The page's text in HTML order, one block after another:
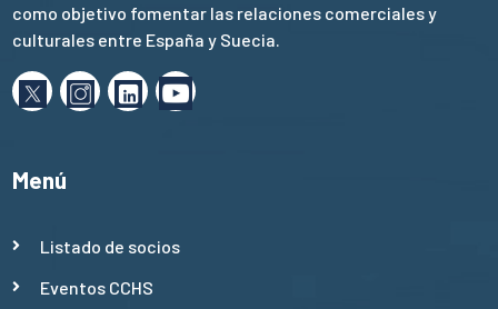
como objetivo fomentar las relaciones comerciales y
culturales entre España y Suecia.
Menú
Listado de socios
Eventos CCHS